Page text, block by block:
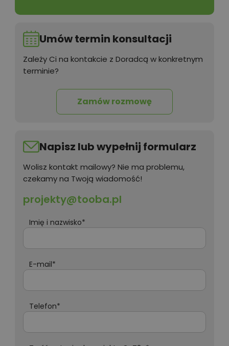
Umów termin konsultacji
Zależy Ci na kontakcie z Doradcą w konkretnym
terminie?
Zamów rozmowę
Napisz lub wypełnij formularz
Wolisz kontakt mailowy? Nie ma problemu,
czekamy na Twoją wiadomość!
projekty@tooba.pl
Imię i nazwisko*
E-mail*
Telefon*